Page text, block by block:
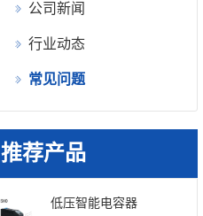
公司新闻
行业动态
常见问题
推荐产品
低压智能电容器